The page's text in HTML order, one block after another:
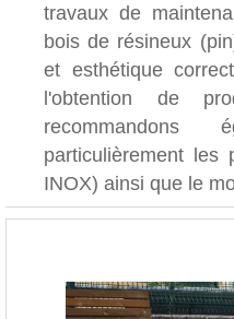
travaux de
bois de résineux
et esthétique
l'obtention de
particulièrement les
INOX) ainsi que le